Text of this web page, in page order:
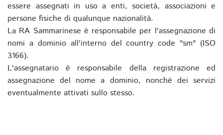
essere assegnati in uso a enti, società, associazioni e
persone fisiche di qualunque nazionalità.
La RA Sammarinese è responsabile per l'assegnazione di
nomi a dominio all'interno del country code "sm" (ISO
3166).
L'assegnatario è responsabile della registrazione ed
assegnazione del nome a dominio, nonché dei servizi
eventualmente attivati sullo stesso.